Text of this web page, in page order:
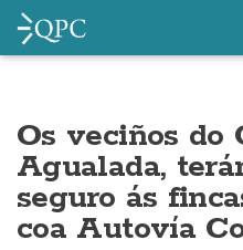
Os veciños do
Agualada,
seguro ás
coa Autovía